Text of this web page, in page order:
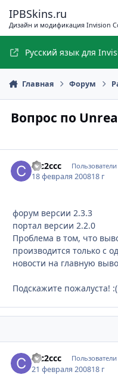
IPBSkins.ru
Дизайн и модификация Invision
Русский язык для
Главная Форум
Вопрос по
ccc2ccc Пользователи
18 февраля 200818 г
форум версии 2.3.3
портал версии 2.2.0
Проблема в том, что
производится только с
новости на главную
Подскажите пожалуста! :(
ccc2ccc Пользователи
21 февраля 200818 г